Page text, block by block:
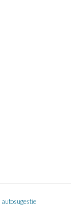
autosugestie